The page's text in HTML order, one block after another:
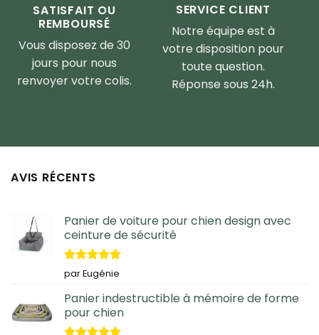
SATISFAIT OU
REMBOURSÉ
Vous disposez de 30
jours pour nous
renvoyer votre colis.
SERVICE CLIENT
Notre équipe est à
votre disposition pour
toute question.
Réponse sous 24h.
AVIS RÉCENTS
Panier de voiture pour chien design avec
ceinture de sécurité
Note5sur
5
par Eugénie
Panier indestructible à mémoire de forme
pour chien